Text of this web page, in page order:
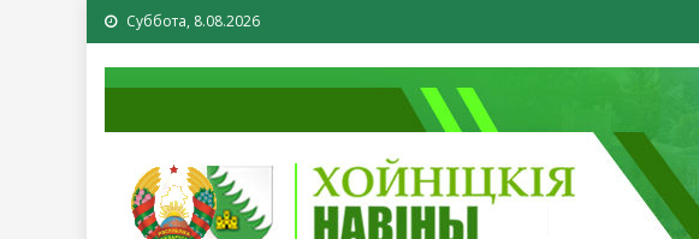
Суббота, 8.08.2026